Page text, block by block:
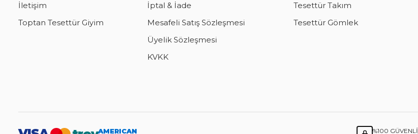
İletişim
Toptan Tesettür Giyim
İptal & İade
Mesafeli Satış Sözleşmesi
Üyelik Sözleşmesi
KVKK
Tesettür Takım
Tesettür Gömlek
AMERICAN
%100 GÜVENLI